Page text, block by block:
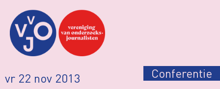
vr 22 nov 2013 Conferentie